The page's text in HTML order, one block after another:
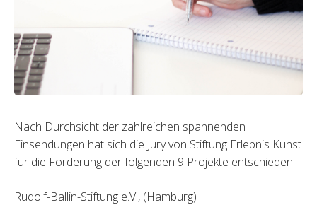
Nach Durchsicht der zahlreichen spannenden
Einsendungen hat sich die Jury von Stiftung Erlebnis Kunst
für die Förderung der folgenden 9 Projekte entschieden:
Rudolf-Ballin-Stiftung e.V., (Hamburg)